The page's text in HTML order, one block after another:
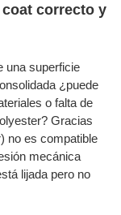
correcto y
una superficie
¿puede
o falta de
Gracias
no es compatible
mecánica
lijada pero no